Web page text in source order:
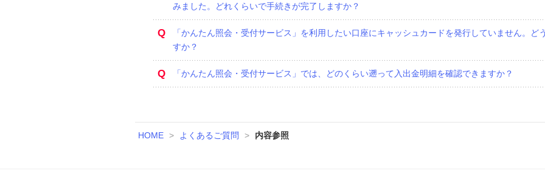
みました。どれくらいで手続きが完了しますか？
Q
「かんたん照会・受付サービス」を利用したい口座にキャッシュカードを発行していません。ど
すか？
Q 「かんたん照会・受付サービス」では、どのくらい遡って入出金明細を確認できますか？
HOME > よくあるご質問 > 内容参照